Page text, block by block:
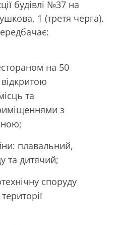
будівлі №37 на
1 (третя черга).
на 50
та
з
плавальний,
та дитячий;
споруду